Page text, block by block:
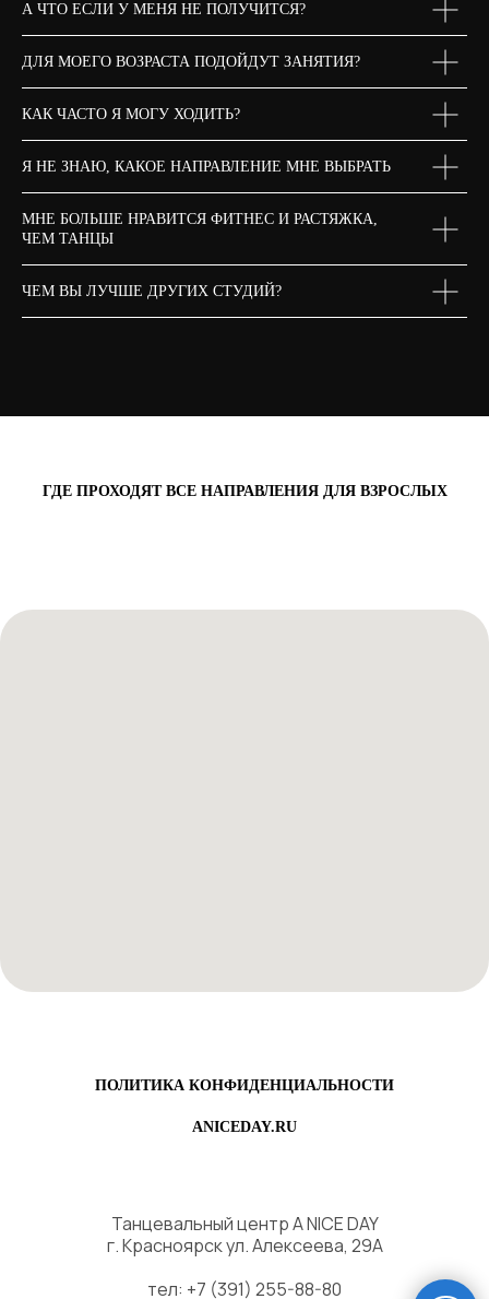
А ЧТО ЕСЛИ У МЕНЯ НЕ ПОЛУЧИТСЯ?
ДЛЯ МОЕГО ВОЗРАСТА ПОДОЙДУТ ЗАНЯТИЯ?
КАК ЧАСТО Я МОГУ ХОДИТЬ?
Я НЕ ЗНАЮ, КАКОЕ НАПРАВЛЕНИЕ МНЕ ВЫБРАТЬ
МНЕ БОЛЬШЕ НРАВИТСЯ ФИТНЕС И РАСТЯЖКА,
ЧЕМ ТАНЦЫ
ЧЕМ ВЫ ЛУЧШЕ ДРУГИХ СТУДИЙ?
ГДЕ ПРОХОДЯТ ВСЕ НАПРАВЛЕНИЯ ДЛЯ ВЗРОСЛЫХ
ПОЛИТИКА КОНФИДЕНЦИАЛЬНОСТИ
ANICEDAY.RU
Танцевальный центр A NICE DAY
г. Красноярск ул. Алексеева, 29А
тел: +7 (391) 255-88-80